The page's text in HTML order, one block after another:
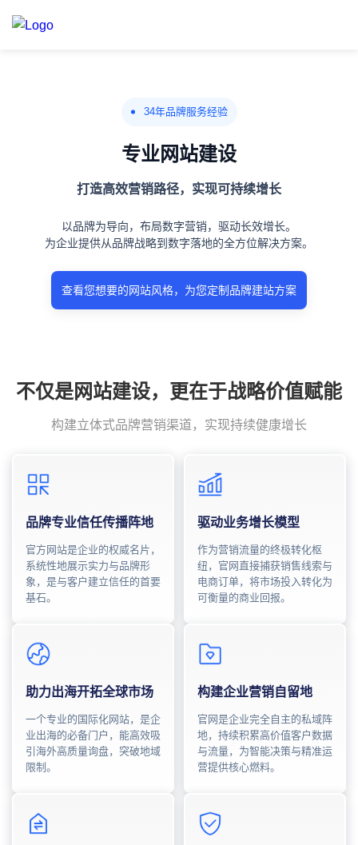
34年品牌服务经验
专业网站建设
打造高效营销路径，实现可持续增长
以品牌为导向，布局数字营销，驱动长效增长。
为企业提供从品牌战略到数字落地的全方位解决方案。
查看您想要的网站风格，为您定制品牌建站方案
不仅是网站建设，更在于战略价值赋能
构建立体式品牌营销渠道，实现持续健康增长
品牌专业信任传播阵地
官方网站是企业的权威名片，
系统性地展示实力与品牌形
象，是与客户建立信任的首要
基石。
驱动业务增长模型
作为营销流量的终极转化枢
纽，官网直接捕获销售线索与
电商订单，将市场投入转化为
可衡量的商业回报。
助力出海开拓全球市场
一个专业的国际化网站，是企
业出海的必备门户，能高效吸
引海外高质量询盘，突破地域
限制。
构建企业营销自留地
官网是企业完全自主的私域阵
地，持续积累高价值客户数据
与流量，为智能决策与精准运
营提供核心燃料。